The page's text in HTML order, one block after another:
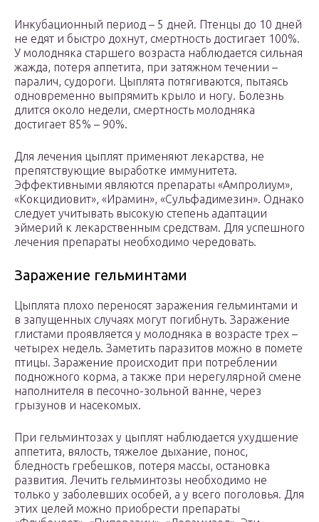
Инкубационный период – 5 дней. Птенцы до 10 дней
не едят и быстро дохнут, смертность достигает 100%.
У молодняка старшего возраста наблюдается сильная
жажда, потеря аппетита, при затяжном течении –
паралич, судороги. Цыплята потягиваются, пытаясь
одновременно выпрямить крыло и ногу. Болезнь
длится около недели, смертность молодняка
достигает 85% – 90%.
Для лечения цыплят применяют лекарства, не
препятствующие выработке иммунитета.
Эффективными являются препараты «Ампролиум»,
«Кокцидиовит», «Ирамин», «Сульфадимезин». Однако
следует учитывать высокую степень адаптации
эймерий к лекарственным средствам. Для успешного
лечения препараты необходимо чередовать.
Заражение гельминтами
Цыплята плохо переносят заражения гельминтами и
в запущенных случаях могут погибнуть. Заражение
глистами проявляется у молодняка в возрасте трех –
четырех недель. Заметить паразитов можно в помете
птицы. Заражение происходит при потреблении
подножного корма, а также при нерегулярной смене
наполнителя в песочно-зольной ванне, через
грызунов и насекомых.
При гельминтозах у цыплят наблюдается ухудшение
аппетита, вялость, тяжелое дыхание, понос,
бледность гребешков, потеря массы, остановка
развития. Лечить гельминтозы необходимо не
только у заболевших особей, а у всего поголовья. Для
этих целей можно приобрести препараты